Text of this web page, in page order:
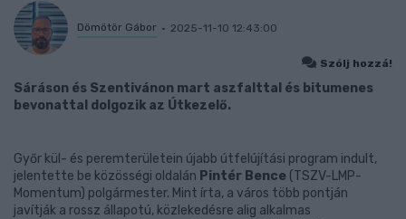
Dömötör Gábor 2025-11-10 12:43:00
Szólj hozzá!
Sáráson és Szentivánon mart aszfalttal és bitumenes
bevonattal dolgozik az Útkezelő.
Győr kül- és peremterületein újabb útfelújítási program indult,
jelentette be közösségi oldalán Pintér Bence (TSZV-LMP-
Momentum) polgármester. Mint írta, a város több pontján
javítják a rossz állapotú, közlekedésre alig alkalmas